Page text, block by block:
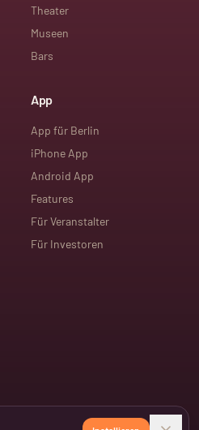
Theater
Museen
Bars
App
App für Berlin
iPhone App
Android App
Features
Für Veranstalter
Für Investoren